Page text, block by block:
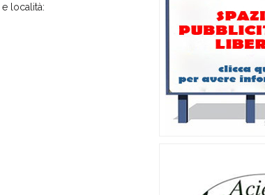
località: